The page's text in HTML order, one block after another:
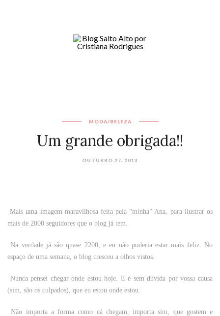
MODA/BELEZA
Um grande obrigada!!
OUTUBRO 27, 2013
Mais uma imagem maravilhosa feita pela “minha” Ana, para ilustrar os
mais de 2000 seguidores que o blog já tem.
Na verdade já são quase 2200, e eu não poderia estar mais feliz. No
espaço de uma semana, o blog cresceu a olhos vistos.
Nunca pensei chegar onde estou hoje. E é sem dúvida por vossa causa
(sim, são os culpados), que eu estou onde estou.
Não importa a forma como cá chegam, importa sim, que gostem e